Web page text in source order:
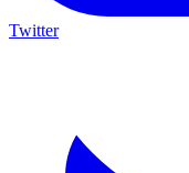
Twitter